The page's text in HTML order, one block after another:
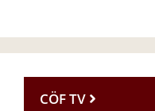
CÖF TV